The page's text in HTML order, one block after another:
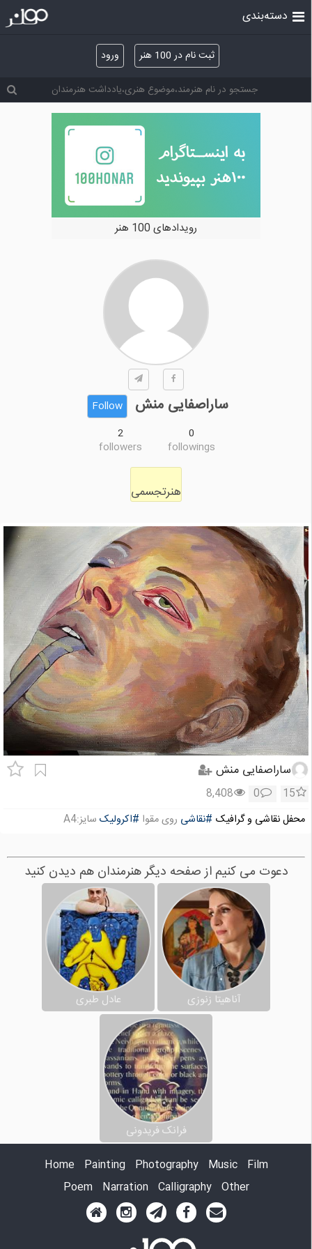
ثبت نام در 100 هنر ورود
دسته‌بندی
رویدادهای 100 هنر
ساراصفایی منش
Follow
0
followings
2
followers
هنرتجسمی
ساراصفایی منش
15
0
8,408
محفل نقاشی و گرافیک #نقاشی روی مقوا #اکرولیک سایز:A4
دعوت می کنیم از صفحه دیگر هنرمندان هم دیدن کنید
آناهیتا زنوزی عادل طبری
فرانک فریدونی
Home
Painting Photography Music
Film
Poem
Narration Calligraphy Other